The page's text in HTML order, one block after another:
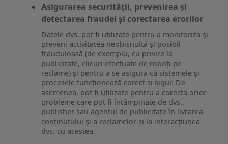
Asigurarea securității, prevenirea și
detectarea fraudei și corectarea erorilor
Datele dvs. pot fi utilizate pentru a monitoriza și
preveni activitatea neobișnuită și posibil
frauduloasă (de exemplu, cu privire la
publicitate, clicuri efectuate de roboți pe
reclame) și pentru a se asigura că sistemele și
procesele funcționează corect și sigur. De
asemenea, pot fi utilizate pentru a corecta orice
probleme care pot fi întâmpinate de dvs.,
publisher sau agentul de publicitate în livrarea
conținutului și a reclamelor și la interacțiunea
dvs. cu acestea.